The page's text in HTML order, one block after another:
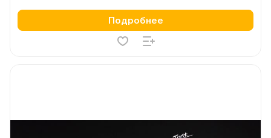
Подробнее